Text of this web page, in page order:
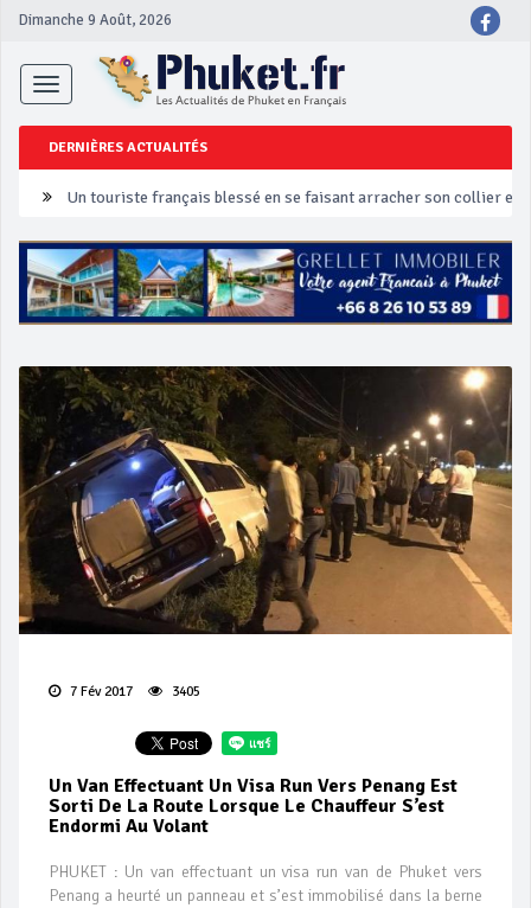
Dimanche 9 Août, 2026
Toggle
navigation
DERNIÈRES ACTUALITÉS
Un touriste français blessé en se faisant arracher son collier en
Phuket Peranakan Festival
‘Phuket Eye’ assurera la sécurité pendant Songkran
Campagne de sécurité routière ‘Seven Days of Danger’ de
7 Fév 2017 3405
Un Van Effectuant Un Visa Run Vers Penang Est
Sorti De La Route Lorsque Le Chauffeur S’est
Endormi Au Volant
PHUKET : Un van effectuant un visa run van de Phuket vers
Penang a heurté un panneau et s’est immobilisé dans la berne